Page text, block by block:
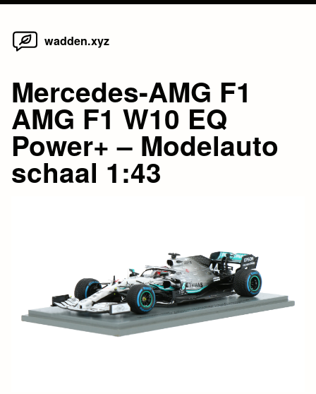
Skip
wadden.xyz
Mercedes-AMG F1
AMG F1 W10 EQ
Power+ – Modelauto
schaal 1:43